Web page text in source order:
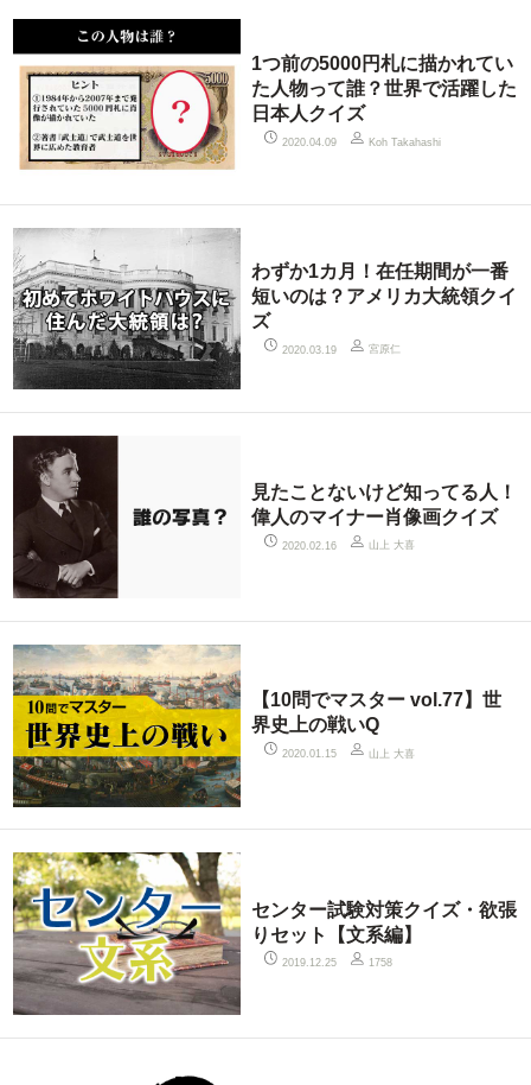
1つ前の5000円札に描かれてい
た人物って誰？世界で活躍した
日本人クイズ
2020.04.09 Koh Takahashi
わずか1カ月！在任期間が一番
短いのは？アメリカ大統領クイ
ズ
2020.03.19 宮原仁
見たことないけど知ってる人！
偉人のマイナー肖像画クイズ
2020.02.16 山上 大喜
【10問でマスター vol.77】世
界史上の戦いQ
2020.01.15 山上 大喜
センター試験対策クイズ・欲張
りセット【文系編】
2019.12.25 1758